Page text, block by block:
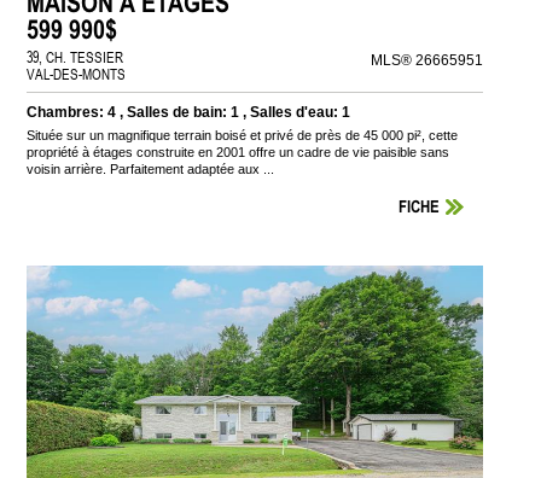
599 990$
39, CH. TESSIER
VAL-DES-MONTS
MLS® 26665951
Chambres: 4 , Salles de bain: 1 , Salles d'eau: 1
Située sur un magnifique terrain boisé et privé de près de 45 000 pi², cette
propriété à étages construite en 2001 offre un cadre de vie paisible sans
voisin arrière. Parfaitement adaptée aux ...
FICHE